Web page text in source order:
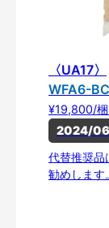
〈UA17〉
WFA6-
¥19,800/梱
2024/06/
代替推奨
勧めします。